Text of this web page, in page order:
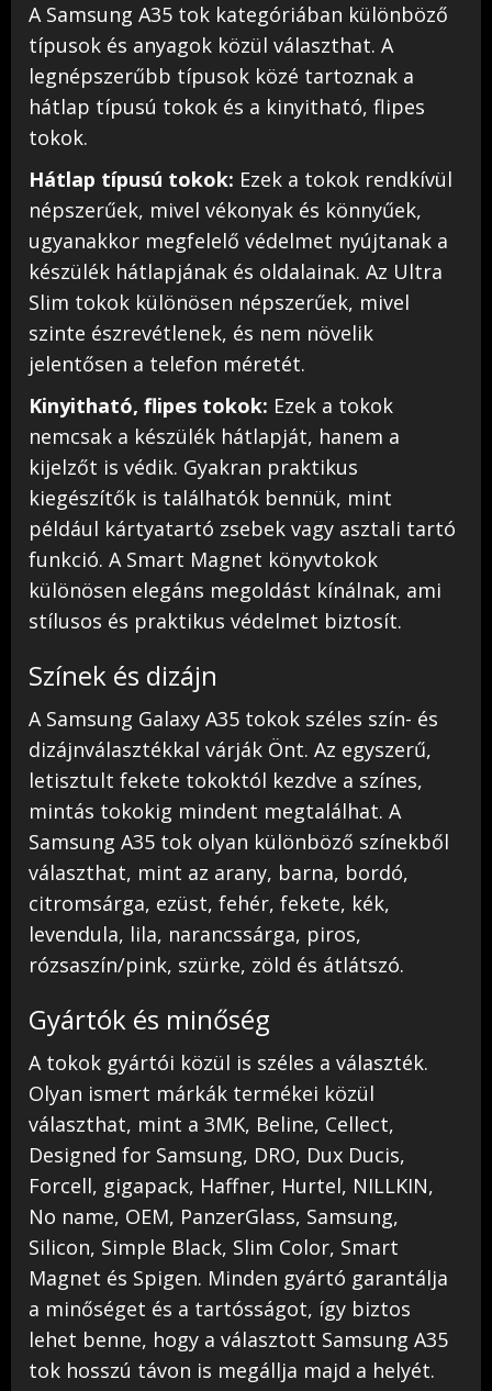
A Samsung A35 tok kategóriában különböző
típusok és anyagok közül választhat. A
legnépszerűbb típusok közé tartoznak a
hátlap típusú tokok és a kinyitható, flipes
tokok.
Hátlap típusú tokok: Ezek a tokok rendkívül
népszerűek, mivel vékonyak és könnyűek,
ugyanakkor megfelelő védelmet nyújtanak a
készülék hátlapjának és oldalainak. Az Ultra
Slim tokok különösen népszerűek, mivel
szinte észrevétlenek, és nem növelik
jelentősen a telefon méretét.
Kinyitható, flipes tokok: Ezek a tokok
nemcsak a készülék hátlapját, hanem a
kijelzőt is védik. Gyakran praktikus
kiegészítők is találhatók bennük, mint
például kártyatartó zsebek vagy asztali tartó
funkció. A Smart Magnet könyvtokok
különösen elegáns megoldást kínálnak, ami
stílusos és praktikus védelmet biztosít.
Színek és dizájn
A Samsung Galaxy A35 tokok széles szín- és
dizájnválasztékkal várják Önt. Az egyszerű,
letisztult fekete tokoktól kezdve a színes,
mintás tokokig mindent megtalálhat. A
Samsung A35 tok olyan különböző színekből
választhat, mint az arany, barna, bordó,
citromsárga, ezüst, fehér, fekete, kék,
levendula, lila, narancssárga, piros,
rózsaszín/pink, szürke, zöld és átlátszó.
Gyártók és minőség
A tokok gyártói közül is széles a választék.
Olyan ismert márkák termékei közül
választhat, mint a 3MK, Beline, Cellect,
Designed for Samsung, DRO, Dux Ducis,
Forcell, gigapack, Haffner, Hurtel, NILLKIN,
No name, OEM, PanzerGlass, Samsung,
Silicon, Simple Black, Slim Color, Smart
Magnet és Spigen. Minden gyártó garantálja
a minőséget és a tartósságot, így biztos
lehet benne, hogy a választott Samsung A35
tok hosszú távon is megállja majd a helyét.